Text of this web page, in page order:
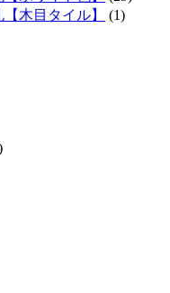
木目タイル】
(1)